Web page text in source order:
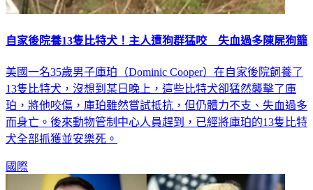
自家後院養13隻比特犬！主人遭狗群猛咬 失血過多陳屍狗籠
美國一名35歲男子庫珀（Dominic Cooper）在自家後院飼養了
13隻比特犬，沒想到某日晚上，這些比特犬卻猛然襲擊了庫
珀，將他咬傷，庫珀雖然嘗試抵抗，但仍體力不支、失血過多
而身亡。後來動物管制中心人員趕到，已經將庫珀的13隻比特
犬全部抓獲並安樂死。
國際